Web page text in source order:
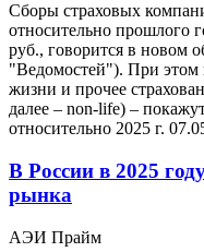
Сборы страховых
относительно прошлого
руб., говорится в новом
"Ведомостей"). При этом
жизни и прочее
далее – non-life) –
относительно 2025 г.
В России в 2025
рынка
АЭИ Прайм